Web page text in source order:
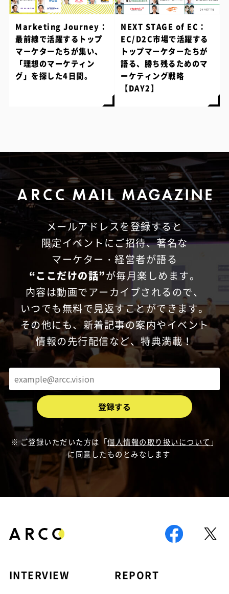
Marketing Journey：
最前線で活躍するトップ
マーケターたちが集い、
「理想のマーケティン
グ」を探した4日間。
NEXT STAGE of EC：
EC/D2C市場で活躍する
トップマーケターたちが
語る、勝ち残るためのマ
ーケティング戦略
【DAY2】
メールアドレスを登録すると
限定イベントにご招待、著名な
マーケター・経営者が語る
“ここだけの話”が毎月楽しめます。
内容は動画でアーカイブされるので、
いつでも無料で見返すことができます。
その他にも、新着記事の案内やイベント
情報の先行配信など、特典満載！
ご登録いただいた方は「個人情報の取り扱いについて 」
に同意したものとみなします
INTERVIEW REPORT